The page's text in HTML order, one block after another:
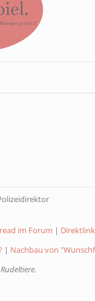
im Forum |
| Nachbau von